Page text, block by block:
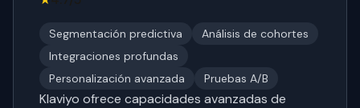
Segmentación predictiva
Análisis de cohortes
Integraciones profundas
Personalización avanzada
Pruebas A/B
Klaviyo ofrece capacidades avanzadas de